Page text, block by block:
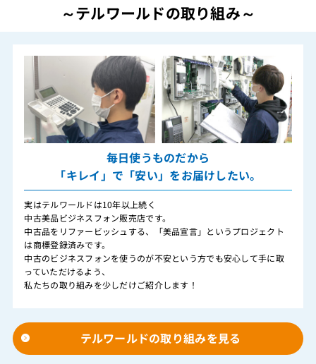
～テルワールドの取り組み～
毎日使うものだから
「キレイ」で「安い」をお届けしたい。
実はテルワールドは10年以上続く
中古美品ビジネスフォン販売店です。
中古品をリファービッシュする、「美品宣言」というプロジェクト
は商標登録済みです。
中古のビジネスフォンを使うのが不安という方でも安心して手に取
っていただけるよう、
私たちの取り組みを少しだけご紹介します！
テルワールドの取り組みを見る